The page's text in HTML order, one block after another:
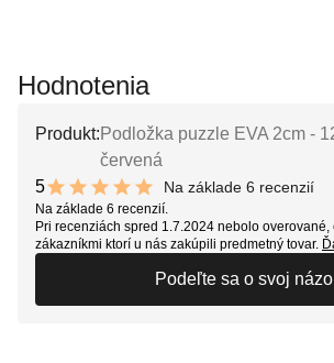
Hodnotenia
Produkt: Podložka puzzle EVA 2cm -
červená
5
10 out of 10 stars
Na základe 6 recenzií
Na základe 6 recenzií.
Pri recenziách spred 1.7.2024 nebolo overované,
zákazníkmi ktorí u nás zakúpili predmetný tovar.
Podeľte sa o svoj